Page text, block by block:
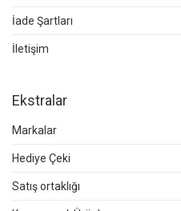
İade Şartları
İletişim
Ekstralar
Markalar
Hediye Çeki
Satış ortaklığı